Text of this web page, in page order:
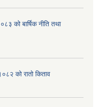
को बार्षिक नीति तथा
को रातो किताव